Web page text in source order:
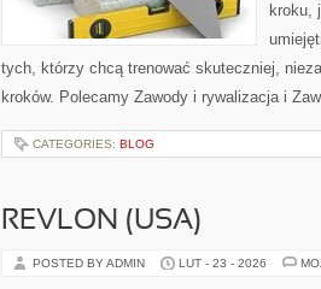
kroku,
tych, którzy chcą trenować skuteczniej,
kroków. Polecamy Zawody i rywalizacja i
CATEGORIES: BLOG
REVLON (USA)
POSTED BY ADMIN LUT - 23 - 2026